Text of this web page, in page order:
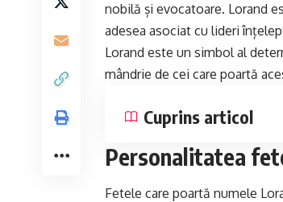
nobilă și evocatoare. Lorand
adesea asociat cu lideri
Lorand este un simbol al
mândrie de cei care poartă
Cuprins articol
Personalitatea
Fetele care poartă numele